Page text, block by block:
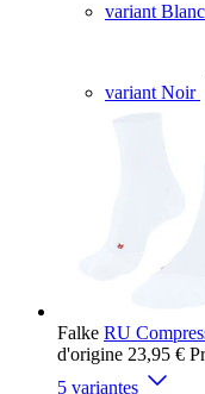
variant Blanc
variant Noir
Falke RU
d'origine 23,95 €
5 variantes